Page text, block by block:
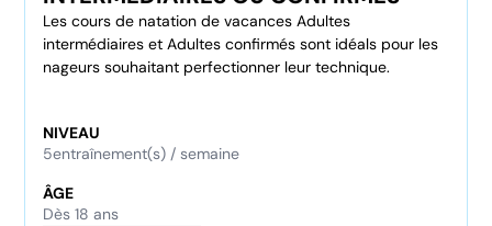
Les cours de natation de vacances Adultes
intermédiaires et Adultes confirmés sont idéals pour les
nageurs souhaitant perfectionner leur technique.
NIVEAU
5entraînement(s) / semaine
ÂGE
Dès 18 ans